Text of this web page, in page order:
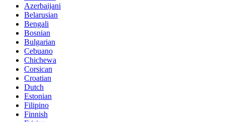
Azerbaijani
Belarusian
Bengali
Bosnian
Bulgarian
Cebuano
Chichewa
Corsican
Croatian
Dutch
Estonian
Filipino
Finnish